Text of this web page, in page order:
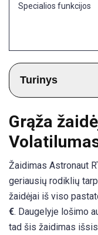
Specialios funkcijos
Turinys
Grąža
Didžiausias
Išbandykite
Game
Specialios
Grąža
Žaidimas Astronaut
geriausių rodiklių
žaidėjai iš viso
€. Daugelyje lošimo
tad šis žaidimas